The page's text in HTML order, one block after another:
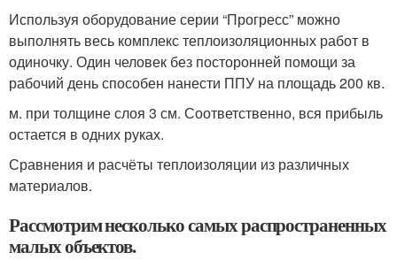
Используя оборудование серии “Прогресс” можно
выполнять весь комплекс теплоизоляционных работ в
одиночку. Один человек без посторонней помощи за
рабочий день способен нанести ППУ на площадь 200 кв.
м. при толщине слоя 3 см. Соответственно, вся прибыль
остается в одних руках.
Сравнения и расчёты теплоизоляции из различных
материалов.
Рассмотрим несколько самых распространенных
малых объектов.